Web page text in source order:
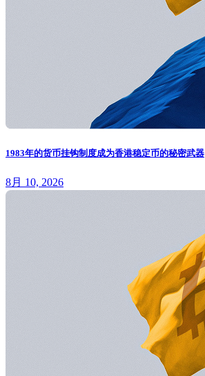
1983年的货币挂钩制度成为香港稳定币的秘密武器
8月 10, 2026